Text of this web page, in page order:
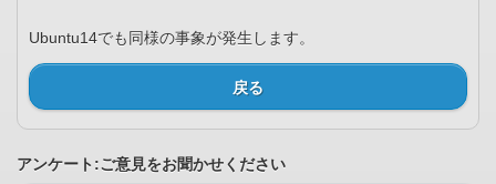
Ubuntu14でも同様の事象が発生します。
戻る
アンケート:ご意見をお聞かせください